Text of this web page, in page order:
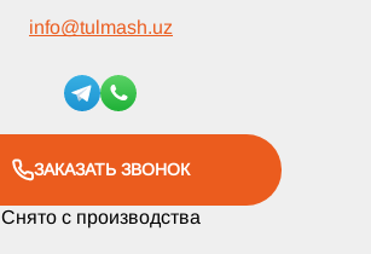
info@tulmash.uz
ЗАКАЗАТЬ ЗВОНОК
Снято с производства